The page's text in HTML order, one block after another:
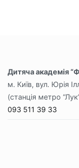
Дитяча академія
м. Київ, вул. Юрія
(станція метро
093 511 39 33